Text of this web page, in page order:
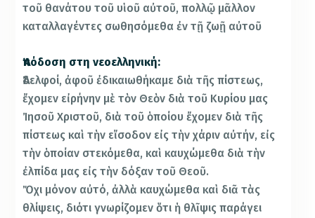
τοῦ θανάτου τοῦ υἱοῦ αὐτοῦ, πολλῷ μᾶλλον
καταλλαγέντες σωθησόμεθα ἐν τῇ ζωῇ αὐτοῦ
Ἀπόδοση στη νεοελληνική:
Ἀδελφοί, ἀφοῦ ἐδικαιωθήκαμε διὰ τῆς πίστεως,
ἔχομεν εἰρήνην μὲ τὸν Θεὸν διὰ τοῦ Κυρίου μας
Ἰησοῦ Χριστοῦ, διὰ τοῦ ὁποίου ἔχομεν διὰ τῆς
πίστεως καὶ τὴν εἴσοδον εἰς τὴν χάριν αὐτήν, εἰς
τὴν ὁποίαν στεκόμεθα, καὶ καυχώμεθα διὰ τὴν
ἐλπίδα μας εἰς τὴν δόξαν τοῦ Θεοῦ.
Ὄχι μόνον αὐτό, ἀλλὰ καυχώμεθα καὶ διᾶ τὰς
θλίψεις, διότι γνωρίζομεν ὅτι ἡ θλῖψις παράγει